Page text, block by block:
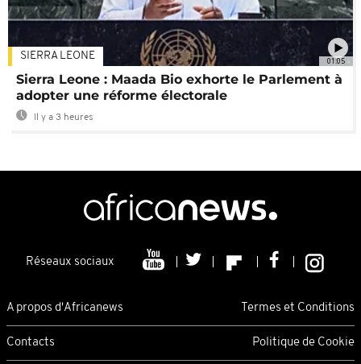
01:05
SIERRA LEONE
Sierra Leone : Maada Bio exhorte le Parlement à
adopter une réforme électorale
Il y a 3 heures
Réseaux sociaux
A propos d'Africanews Termes et Conditions
Contacts Politique de Cookie